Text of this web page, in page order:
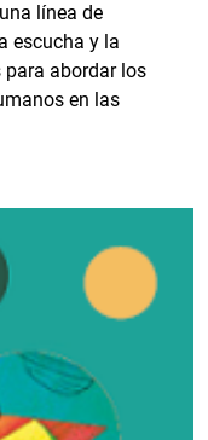
línea de
escucha y la
abordar los
en las